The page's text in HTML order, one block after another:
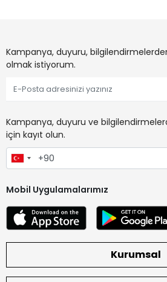
Kampanya, duyuru,
olmak istiyorum.
Kampanya, duyuru ve
için kayıt olun.
Mobil Uygulamalarımız
Kurumsal